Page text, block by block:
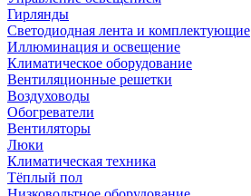
Гирлянды
Светодиодная лента и комплектующие
Иллюминация и освещение
Климатическое оборудование
Вентиляционные решетки
Воздуховоды
Обогреватели
Вентиляторы
Люки
Климатическая техника
Тёплый пол